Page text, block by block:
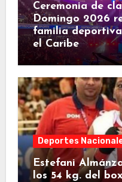
Ceremonia de
Domingo 2026
familia
el Caribe
Deportes
Estefani
los 54 kg. del